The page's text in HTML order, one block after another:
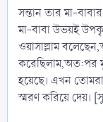
সন্তান তার মা-
মা-বাবা উভয়ই
ওয়াসাল্লাম
করেছিলাম,অত:পর
হয়েছে। এখন
স্মরণ করিয়ে দেয়।